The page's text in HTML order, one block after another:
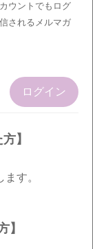
ウントでもログ
されるメルマガ
ログイン
】
す。
】